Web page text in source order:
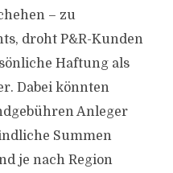
– zu
droht P&R-Kunden
Haftung als
Dabei könnten
Anleger
Summen
je nach Region